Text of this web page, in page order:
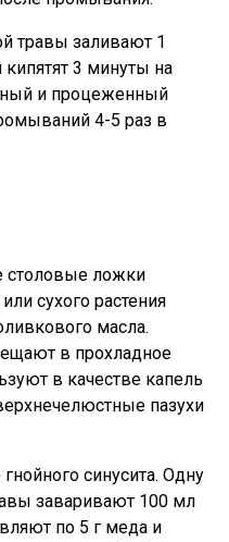
травы заливают 1
3 минуты на
и процеженный
4-5 раз в
столовые ложки
сухого растения
масла.
в прохладное
в качестве капель
пазухи
синусита. Одну
заваривают 100 мл
по 5 г меда и